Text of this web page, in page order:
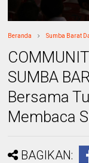
Beranda Sumba Barat
SUMBA
Bersama
Membaca
BAGIKAN: